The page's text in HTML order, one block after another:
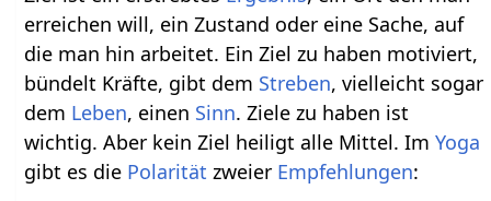
erreichen will, ein Zustand oder eine Sache, auf
die man hin arbeitet. Ein Ziel zu haben motiviert,
bündelt Kräfte, gibt dem Streben, vielleicht sogar
dem Leben, einen Sinn. Ziele zu haben ist
wichtig. Aber kein Ziel heiligt alle Mittel. ImYoga
gibt es die Polarität zweier Empfehlungen: